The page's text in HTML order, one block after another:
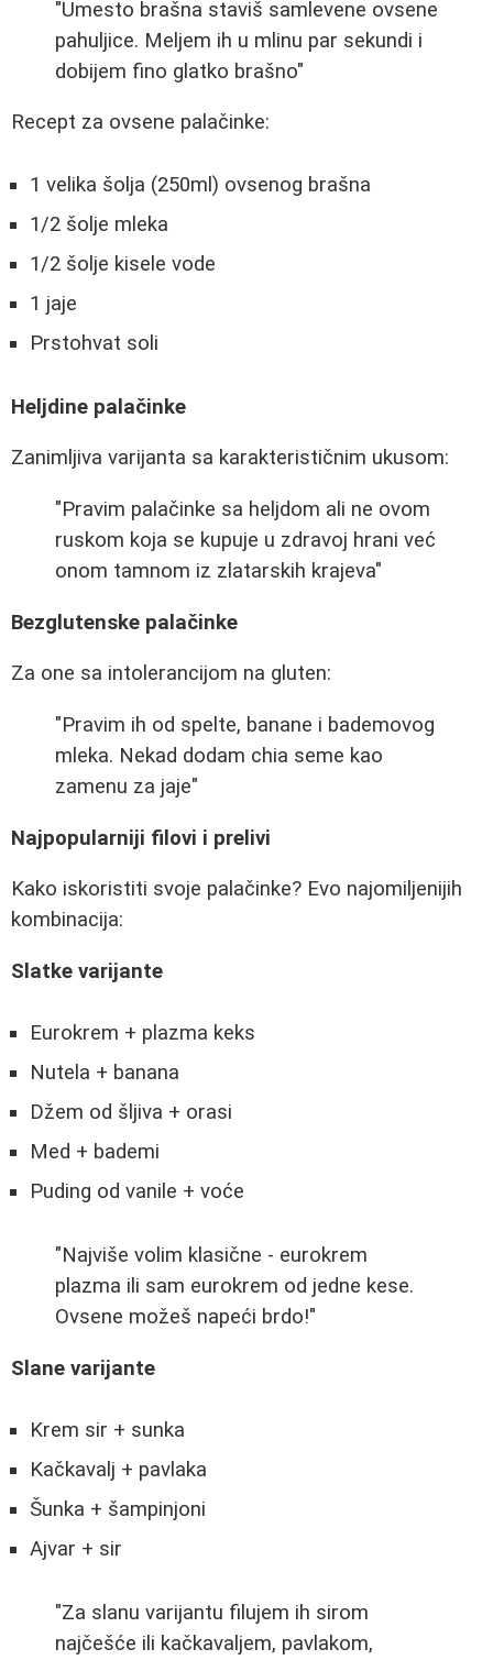
"Umesto brašna staviš samlevene ovsene
pahuljice. Meljem ih u mlinu par sekundi i
dobijem fino glatko brašno"
Recept za ovsene palačinke:
1 velika šolja (250ml) ovsenog brašna
1/2 šolje mleka
1/2 šolje kisele vode
1 jaje
Prstohvat soli
Heljdine palačinke
Zanimljiva varijanta sa karakterističnim ukusom:
"Pravim palačinke sa heljdom ali ne ovom
ruskom koja se kupuje u zdravoj hrani već
onom tamnom iz zlatarskih krajeva"
Bezglutenske palačinke
Za one sa intolerancijom na gluten:
"Pravim ih od spelte, banane i bademovog
mleka. Nekad dodam chia seme kao
zamenu za jaje"
Najpopularniji filovi i prelivi
Kako iskoristiti svoje palačinke? Evo najomiljenijih
kombinacija:
Slatke varijante
Eurokrem + plazma keks
Nutela + banana
Džem od šljiva + orasi
Med + bademi
Puding od vanile + voće
"Najviše volim klasične - eurokrem
plazma ili sam eurokrem od jedne kese.
Ovsene možeš napeći brdo!"
Slane varijante
Krem sir + sunka
Kačkavalj + pavlaka
Šunka + šampinjoni
Ajvar + sir
"Za slanu varijantu filujem ih sirom
najčešće ili kačkavaljem, pavlakom,